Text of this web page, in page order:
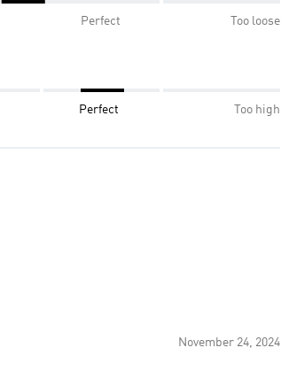
Perfect Too loose
Perfect Too high
November 24, 2024